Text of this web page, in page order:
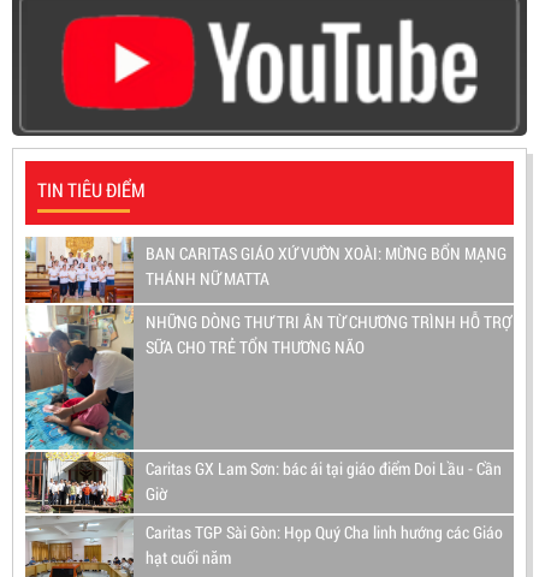
TIN TIÊU ĐIỂM
BAN CARITAS GIÁO XỨ VƯỜN XOÀI: MỪNG BỔN MẠNG
THÁNH NỮ MATTA
NHỮNG DÒNG THƯ TRI ÂN TỪ CHƯƠNG TRÌNH HỖ TRỢ
SỮA CHO TRẺ TỔN THƯƠNG NÃO
Caritas GX Lam Sơn: bác ái tại giáo điểm Doi Lầu - Cần
Giờ
Caritas TGP Sài Gòn: Họp Quý Cha linh hướng các Giáo
hạt cuối năm